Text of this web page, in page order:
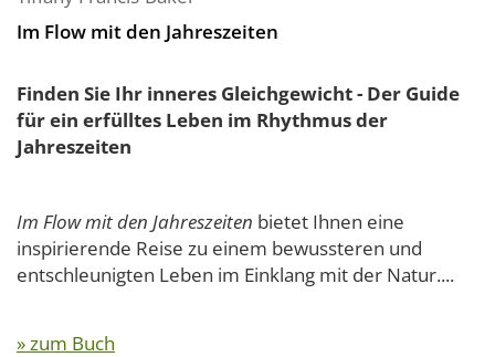
Im Flow mit den Jahreszeiten
Finden Sie Ihr inneres Gleichgewicht - Der Guide
für ein erfülltes Leben im Rhythmus der
Jahreszeiten
Im Flow mit den Jahreszeiten bietet Ihnen eine
inspirierende Reise zu einem bewussteren und
entschleunigten Leben im Einklang mit der Natur....
» zum Buch